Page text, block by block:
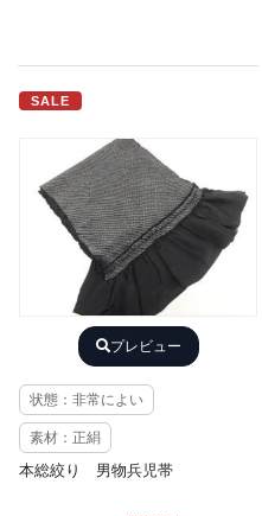
SALE
プレビュー
状態：非常によい
素材：正絹
本総絞り 男物兵児帯